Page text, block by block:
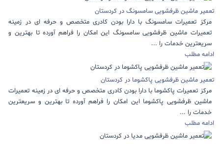
تعمیر ماشین ظرفشویی سامسونگ در کردستان
مرکز تعمیرات سامسونگ با دارا بودن کادری متخصص و حرفه ای در زمینه
تعمیرات ماشین ظرفشویی سامسونگ این امکان را فراهم آورده تا بهترین و
سریعترین خدمات را ...
ادامه مطلب
تعمیر ماشین ظرفشویی پاکشوما در کردستان
مرکز تعمیرات پاکشوما با دارا بودن کادری متخصص و حرفه ای در زمینه تعمیرات
ماشین ظرفشویی پاکشوما این امکان را فراهم آورده تا بهترین و سریعترین
خدمات را ...
ادامه مطلب